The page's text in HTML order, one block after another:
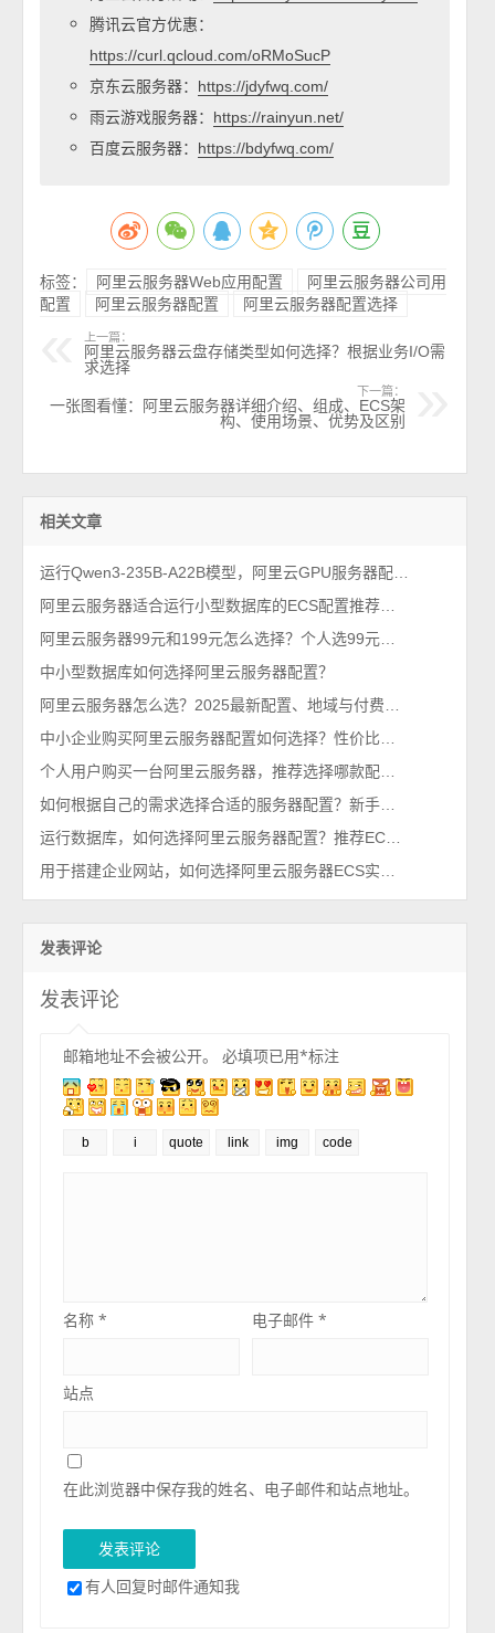
腾讯云官方优惠：
https://curl.qcloud.com/oRMoSucP
京东云服务器： https://jdyfwq.com/
雨云游戏服务器： https://rainyun.net/
百度云服务器： https://bdyfwq.com/
标签： 阿里云服务器Web应用配置
阿里云服务器公司用
配置
阿里云服务器配置 阿里云服务器配置选择
上一篇：
阿里云服务器云盘存储类型如何选择？根据业务I/O需
求选择
下一篇：
一张图看懂：阿里云服务器详细介绍、组成、ECS架
构、使用场景、优势及区别
相关文章
中小型数据库如何选择阿里云服务器配置？
发表评论
发表评论
邮箱地址不会被公开。 必填项已用*标注
名称* 电子邮件*
站点
在此浏览器中保存我的姓名、电子邮件和站点地址。
有人回复时邮件通知我